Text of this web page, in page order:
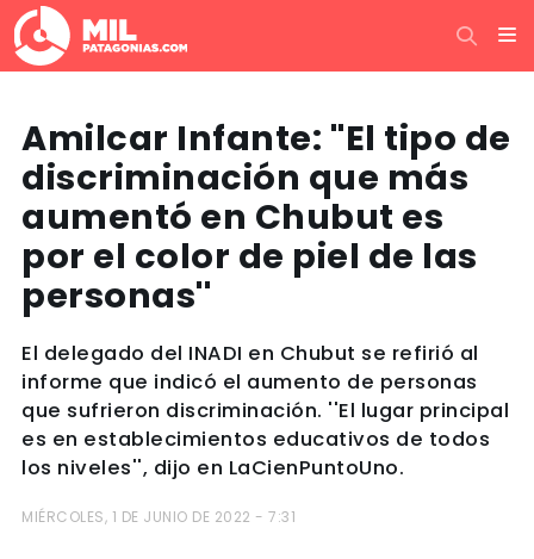
Amilcar Infante: ''El tipo de
discriminación que más
aumentó en Chubut es
por el color de piel de las
personas''
El delegado del INADI en Chubut se refirió al
informe que indicó el aumento de personas
que sufrieron discriminación. ''El lugar principal
es en establecimientos educativos de todos
los niveles'', dijo en LaCienPuntoUno.
MIÉRCOLES, 1 DE JUNIO DE 2022 - 7:31